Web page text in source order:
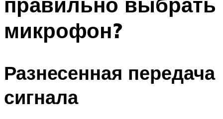
микрофон?
Разнесенная передача
сигнала